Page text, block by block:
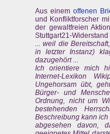
Aus einemoffenen
und Konfliktforscher
der gewaltfreien
Stuttgart21-Widerstand
... weil die
in letzter Instanz)
dazugehört ...
Ich orientiere mich
Internet-Lexikon
Ungehorsam übt,
Bürger- und
Ordnung, nicht um
bestehenden
Beschreibung kann
abgesehen davon,